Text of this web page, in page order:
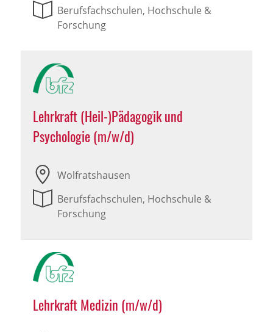
Berufsfachschulen, Hochschule &
Forschung
Lehrkraft (Heil-)Pädagogik und
Psychologie (m/w/d)
Wolfratshausen
Berufsfachschulen, Hochschule &
Forschung
Lehrkraft Medizin (m/w/d)